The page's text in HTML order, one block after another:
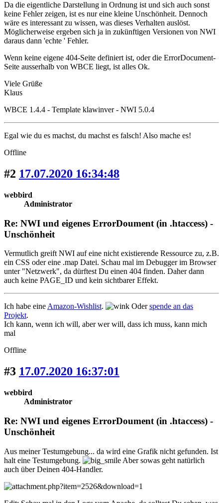
Da die eigentliche Darstellung in Ordnung ist und sich auch sonst
keine Fehler zeigen, ist es nur eine kleine Unschönheit. Dennoch
wäre es interessant zu wissen, was dieses Verhalten auslöst.
Möglicherweise ergeben sich ja in zukünftigen Versionen von NWI
daraus dann 'echte ' Fehler.
Wenn keine eigene 404-Seite definiert ist, oder die ErrorDocument-
Seite ausserhalb von WBCE liegt, ist alles Ok.
Viele Grüße
Klaus
WBCE 1.4.4 - Template klawinver - NWI 5.0.4
Egal wie du es machst, du machst es falsch! Also mache es!
Offline
#2 17.07.2020 16:34:48
webbird
Administrator
Re: NWI und eigenes ErrorDoument (in .htaccess) -
Unschönheit
Vermutlich greift NWI auf eine nicht existierende Ressource zu, z.B.
ein CSS oder eine .map Datei. Schau mal im Debugger im Browser
unter "Netzwerk", da dürftest Du einen 404 finden. Daher dann
auch keine PAGE_ID und kein sichtbarer Effekt.
Ich habe eine Amazon-Wishlist. Oderspende an das
Projekt.
Ich kann, wenn ich will, aber wer will, dass ich muss, kann mich
mal
Offline
#3 17.07.2020 16:37:01
webbird
Administrator
Re: NWI und eigenes ErrorDoument (in .htaccess) -
Unschönheit
Aus meiner Testumgebung... da wird eine Grafik nicht gefunden. Ist
halt eine Testumgebung.
Aber sowas geht natürlich
auch über Deinen 404-Handler.